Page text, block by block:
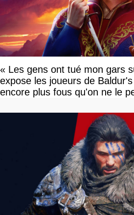
« Les gens ont tué mon gars
expose les joueurs de
encore plus fous qu'on ne le